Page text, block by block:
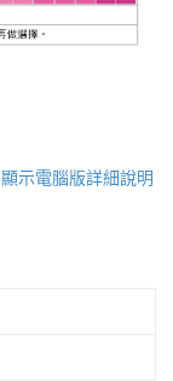
顯示電腦版詳細說明